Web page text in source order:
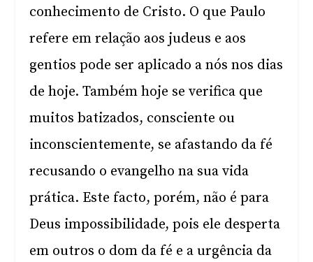
conhecimento de Cristo. O que Paulo
refere em relação aos judeus e aos
gentios pode ser aplicado a nós nos dias
de hoje. Também hoje se verifica que
muitos batizados, consciente ou
inconscientemente, se afastando da fé
recusando o evangelho na sua vida
prática. Este facto, porém, não é para
Deus impossibilidade, pois ele desperta
em outros o dom da fé e a urgência da